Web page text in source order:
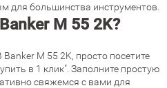
для большинства инструментов.
M 55 2K?
M 55 2K, просто посетите
в 1 клик". Заполните простую
свяжемся с вами для